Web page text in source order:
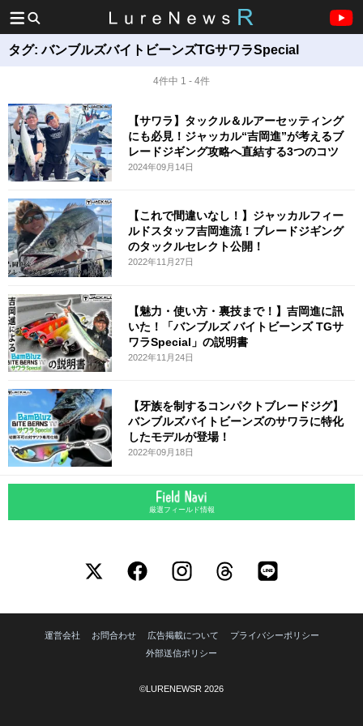
タグ:バンブルズバイトビーンズTGサワラSpecial
4件中 1 - 4件
【サワラ】タックル＆ルアーセッティング
にも必見！ジャッカル“吉岡進”が考えるブ
レードジギング攻略へ直結する3つのコツ
2024年09月14日
【これで間違いなし！】ジャッカルフィー
ルドスタッフ吉岡進流！ブレードジギング
のタックルセレクト公開！
2022年11月27日
【魅力・使い方・裏技まで！】吉岡進に訊
いた！「バンブルズ バイトビーンズ TGサ
ワラSpecial」の説明書
2022年11月24日
【牙族を制するコンパクトブレードジグ】
バンブルズバイトビーンズのサワラに特化
したモデルが登場！
2022年09月18日
厳選フィールド情報
運営会社 お問合わせ 広告掲載について
プライバシーポリシー
外部送信ポリシー
©LURENEWSR 2026